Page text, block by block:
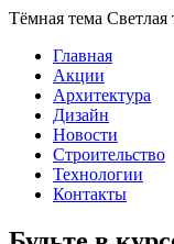
Тёмная тема Светлая
Главная
Акции
Архитектура
Дизайн
Новости
Строительство
Технологии
Контакты